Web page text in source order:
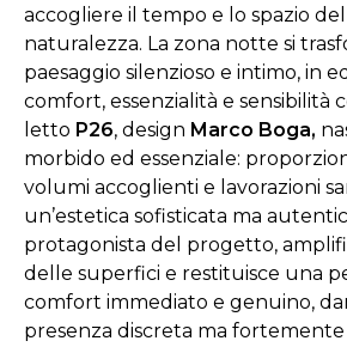
accogliere il tempo e lo spazio
naturalezza. La zona notte si
paesaggio silenzioso e intimo, in
comfort, essenzialità e sensibilità
letto P26, design Marco Boga,
morbido ed essenziale:
volumi accoglienti e lavorazioni
un’estetica sofisticata ma
protagonista del progetto,
delle superfici e restituisce una
comfort immediato e genuino,
presenza discreta ma